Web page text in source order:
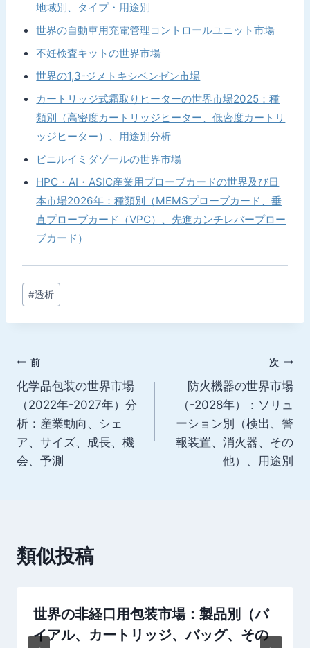
地域別、タイプ・用途別
世界の自動車用充電管理コントロールユニット市場
不妊検査キットの世界市場
世界の1,3-ジメトキシベンゼン市場
カートリッジ式霜取りヒーターの世界市場2025：種
類別（高密度カートリッジヒーター、低密度カートリ
ッジヒーター）、用途別分析
ビニルイミダゾールの世界市場
HPC・AI・ASIC産業用プローブカードの世界及び日
本市場2026年：種類別（MEMSプローブカード、垂
直プローブカード（VPC）、先進カンチレバープロー
ブカード）
投
稿
タ
#透析
投
稿
ナ
ビ
シ
ョ
前
化学品包装の世界市場
（2022年-2027年）分
析：産業動向、シェ
ア、サイズ、成長、機
会、予測
次
防火機器の世界市場
（-2028年）：ソリュ
ーション別（検出、警
報装置、消火器、その
他）、用途別
類似投稿
世界の非経口用包装市場：製品別（バ
イアル、カートリッジ、バッグ、その